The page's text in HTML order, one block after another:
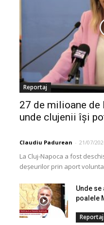
Reportaj
27 de milioane de
unde clujenii își
Claudiu Padurean - 21/07/
La Cluj-Napoca a fost
deșeurilor prin aport
Unde
poalele
Reportaj